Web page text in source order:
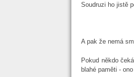
Soudruzi ho jistě
A pak že nemá
Pokud někdo
blahé paměti -